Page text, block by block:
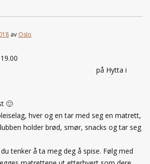
av Oslo
på Hytta i
🙂
hver og en tar med seg en matrett,
holder brød, smør, snacks og tar seg
tenker å ta meg deg å spise. Følg med